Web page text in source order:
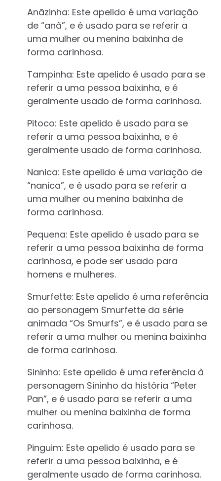
Anãzinha: Este apelido é uma variação
de “anã”, e é usado para se referir a
uma mulher ou menina baixinha de
forma carinhosa.
Tampinha: Este apelido é usado para se
referir a uma pessoa baixinha, e é
geralmente usado de forma carinhosa.
Pitoco: Este apelido é usado para se
referir a uma pessoa baixinha, e é
geralmente usado de forma carinhosa.
Nanica: Este apelido é uma variação de
“nanica”, e é usado para se referir a
uma mulher ou menina baixinha de
forma carinhosa.
Pequena: Este apelido é usado para se
referir a uma pessoa baixinha de forma
carinhosa, e pode ser usado para
homens e mulheres.
Smurfette: Este apelido é uma referência
ao personagem Smurfette da série
animada “Os Smurfs”, e é usado para se
referir a uma mulher ou menina baixinha
de forma carinhosa.
Sininho: Este apelido é uma referência à
personagem Sininho da história “Peter
Pan”, e é usado para se referir a uma
mulher ou menina baixinha de forma
carinhosa.
Pinguim: Este apelido é usado para se
referir a uma pessoa baixinha, e é
geralmente usado de forma carinhosa.